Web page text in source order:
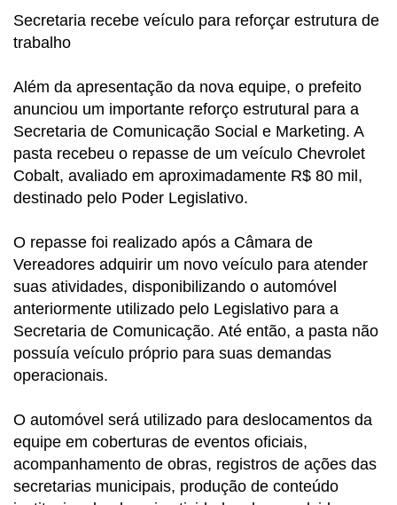
Secretaria recebe veículo para reforçar estrutura de
trabalho
Além da apresentação da nova equipe, o prefeito
anunciou um importante reforço estrutural para a
Secretaria de Comunicação Social e Marketing. A
pasta recebeu o repasse de um veículo Chevrolet
Cobalt, avaliado em aproximadamente R$ 80 mil,
destinado pelo Poder Legislativo.
O repasse foi realizado após a Câmara de
Vereadores adquirir um novo veículo para atender
suas atividades, disponibilizando o automóvel
anteriormente utilizado pelo Legislativo para a
Secretaria de Comunicação. Até então, a pasta não
possuía veículo próprio para suas demandas
operacionais.
O automóvel será utilizado para deslocamentos da
equipe em coberturas de eventos oficiais,
acompanhamento de obras, registros de ações das
secretarias municipais, produção de conteúdo